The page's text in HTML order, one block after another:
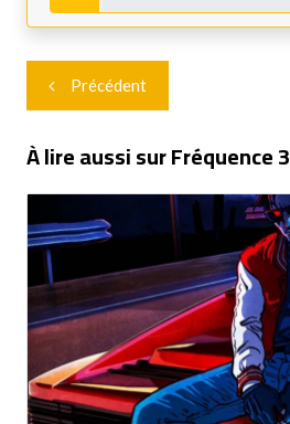
Navigation
de
l’article
Précédent
À lire aussi sur Fréquence 3